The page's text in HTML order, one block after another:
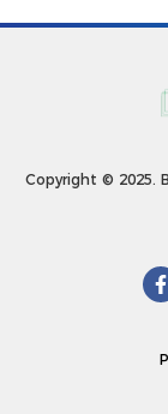
Copyright © 2025.